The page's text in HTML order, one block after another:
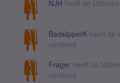
NJH heeft de
BadslipperK heeft de
verdiend
Frager heeft de
verdiend